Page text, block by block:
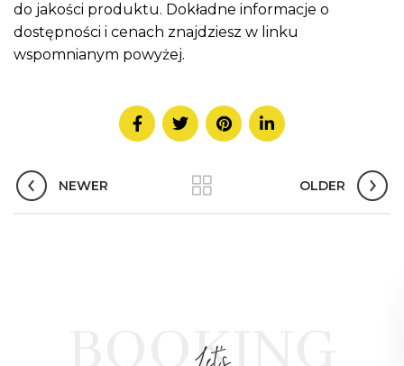
do jakości produktu. Dokładne informacje o
dostępności i cenach znajdziesz w linku
wspomnianym powyżej.
NEWER OLDER